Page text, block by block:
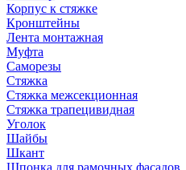
Корпус к стяжке
Кронштейны
Лента монтажная
Муфта
Саморезы
Стяжка
Стяжка межсекционная
Стяжка трапецивидная
Уголок
Шайбы
Шкант
Шпонка для рамочных фасадов